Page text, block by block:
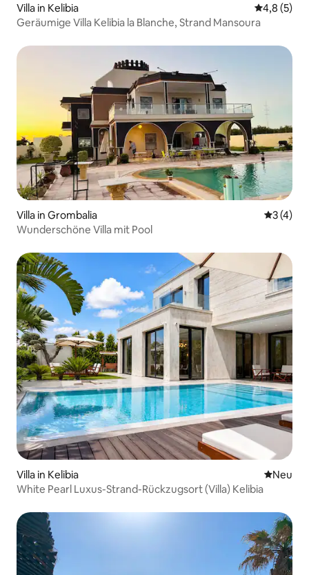
Villa in Kelibia
4,8 (5)
Geräumige Villa Kelibia la Blanche, Strand Mansoura
Villa in Grombalia
3 (4)
Wunderschöne Villa mit Pool
Villa in Kelibia Neue
Neu
White Pearl Luxus-Strand-Rückzugsort (Villa) Kelibia